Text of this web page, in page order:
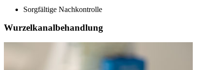
Sorgfältige Nachkontrolle
Wurzelkanalbehandlung